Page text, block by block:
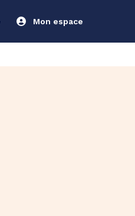
Mon espace